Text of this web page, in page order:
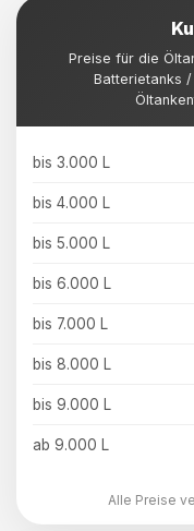
Preise für die
Batterietanks
bis 3.000 L
bis 4.000 L
bis 5.000 L
bis 6.000 L
bis 7.000 L
bis 8.000 L
bis 9.000 L
ab 9.000 L
Alle Preise